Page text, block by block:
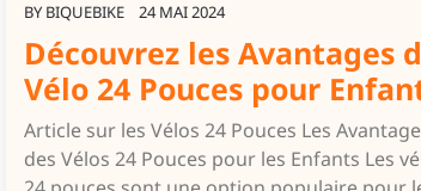
BY BIQUEBIKE 24 MAI 2024
Découvrez les Avantages
Vélo 24 Pouces pour
Article sur les Vélos 24 Pouces Les
des Vélos 24 Pouces pour les Enfants Les